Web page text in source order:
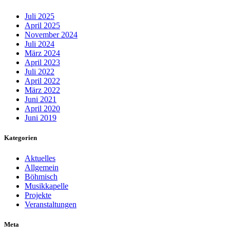
Juli 2025
April 2025
November 2024
Juli 2024
März 2024
April 2023
Juli 2022
April 2022
März 2022
Juni 2021
April 2020
Juni 2019
Kategorien
Aktuelles
Allgemein
Böhmisch
Musikkapelle
Projekte
Veranstaltungen
Meta